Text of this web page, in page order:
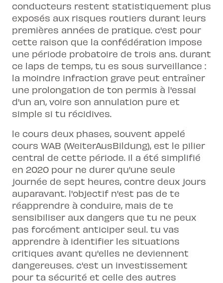
conducteurs restent statistiquement plus
exposés aux risques routiers durant leurs
premières années de pratique. c'est pour
cette raison que la confédération impose
une période probatoire de trois ans. durant
ce laps de temps, tu es sous surveillance :
la moindre infraction grave peut entraîner
une prolongation de ton permis à l'essai
d'un an, voire son annulation pure et
simple si tu récidives.
le cours deux phases, souvent appelé
cours WAB (WeiterAusBildung), est le pilier
central de cette période. il a été simplifié
en 2020 pour ne durer qu'une seule
journée de sept heures, contre deux jours
auparavant. l'objectif n'est pas de te
réapprendre à conduire, mais de te
sensibiliser aux dangers que tu ne peux
pas forcément anticiper seul. tu vas
apprendre à identifier les situations
critiques avant qu'elles ne deviennent
dangereuses. c'est un investissement
pour ta sécurité et celle des autres